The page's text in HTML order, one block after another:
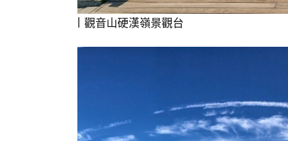
觀音山硬漢嶺景觀台